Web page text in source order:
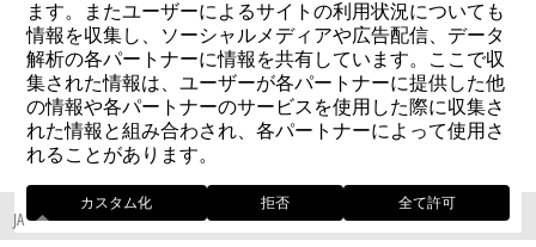
ます。またユーザーによるサイトの利用状況についても
情報を収集し、ソーシャルメディアや広告配信、データ
解析の各パートナーに情報を共有しています。ここで収
集された情報は、ユーザーが各パートナーに提供した他
の情報や各パートナーのサービスを使用した際に収集さ
れた情報と組み合わされ、各パートナーによって使用さ
れることがあります。
カスタム化 拒否 全て許可
お問い合わせ
JA